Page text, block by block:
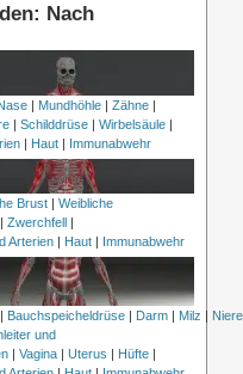
Nach
| Mundhöhle| Zähne|
| Schilddrüse| Wirbelsäule|
| Haut | Immunabwehr
Brust| Weibliche
| Zwerchfell|
Arterien | Haut | Immunabwehr
Bauchspeicheldrüse| Darm| Milz |
und
| Vagina| Uterus | Hüfte|